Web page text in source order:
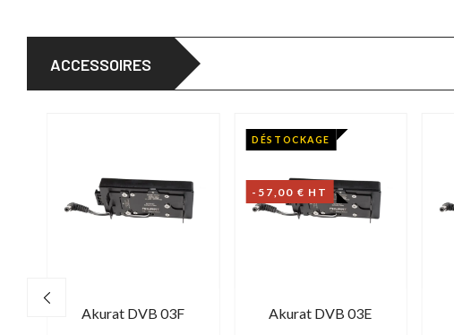
ACCESSOIRES
Akurat DVB 03F
DÉSTOCKAGE
-57,00 € HT
Akurat DVB 03E